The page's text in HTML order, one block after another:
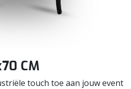
CM
touch toe aan jouw event